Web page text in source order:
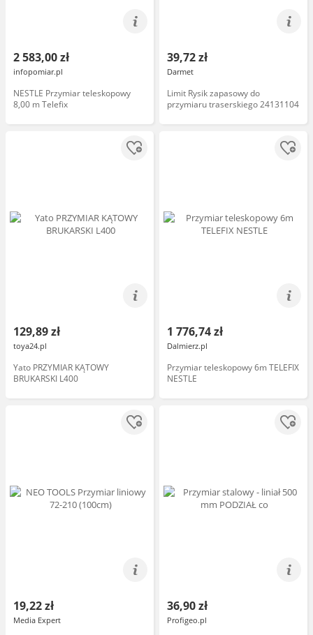
2 583,00 zł
infopomiar.pl
NESTLE Przymiar teleskopowy
8,00 m Telefix
39,72 zł
Darmet
Limit Rysik zapasowy do
przymiaru traserskiego 24131104
129,89 zł
toya24.pl
Yato PRZYMIAR KĄTOWY
BRUKARSKI L400
1 776,74 zł
Dalmierz.pl
Przymiar teleskopowy 6m TELEFIX
NESTLE
19,22 zł
Media Expert
36,90 zł
Profigeo.pl